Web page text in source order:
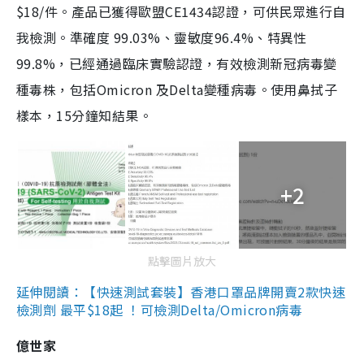
$18/件。產品已獲得歐盟CE1434認證，可供民眾進行自
我檢測。準確度 99.03%、靈敏度96.4%、特異性
99.8%，已經通過臨床實驗認證，有效檢測新冠病毒變
種毒株，包括Omicron 及Delta變種病毒。使用鼻拭子
樣本，15分鐘知結果。
+2
點擊圖片放大
延伸閱讀：【快速測試套裝】香港口罩品牌開賣2款快速
檢測劑 最平$18起 ！可檢測Delta/Omicron病毒
億世家